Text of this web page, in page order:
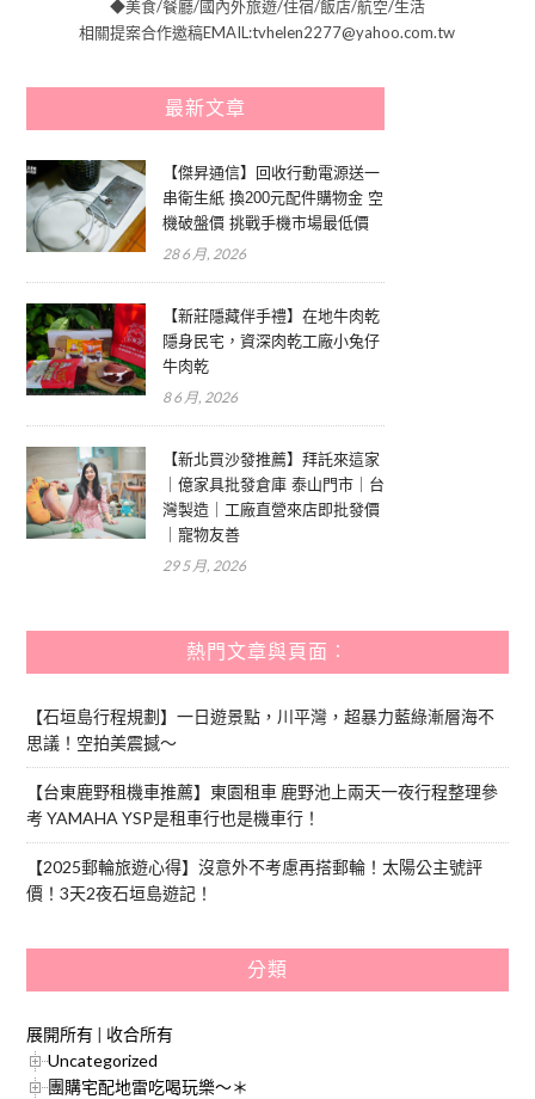
◆美食/餐廳/國內外旅遊/住宿/飯店/航空/生活
相關提案合作邀稿EMAIL:tvhelen2277@yahoo.com.tw
最新文章
【傑昇通信】回收行動電源送一
串衛生紙 換200元配件購物金 空
機破盤價 挑戰手機市場最低價
28 6 月, 2026
【新莊隱藏伴手禮】在地牛肉乾
隱身民宅，資深肉乾工廠小兔仔
牛肉乾
8 6 月, 2026
【新北買沙發推薦】拜託來這家
｜億家具批發倉庫 泰山門市｜台
灣製造｜工廠直營來店即批發價
｜寵物友善
29 5 月, 2026
熱門文章與頁面︰
【石垣島行程規劃】一日遊景點，川平灣，超暴力藍綠漸層海不
思議！空拍美震撼～
【台東鹿野租機車推薦】東園租車 鹿野池上兩天一夜行程整理參
考 YAMAHA YSP是租車行也是機車行！
【2025郵輪旅遊心得】沒意外不考慮再搭郵輪！太陽公主號評
價！3天2夜石垣島遊記！
分類
展開所有 | 收合所有
Uncategorized
團購宅配地雷吃喝玩樂～＊